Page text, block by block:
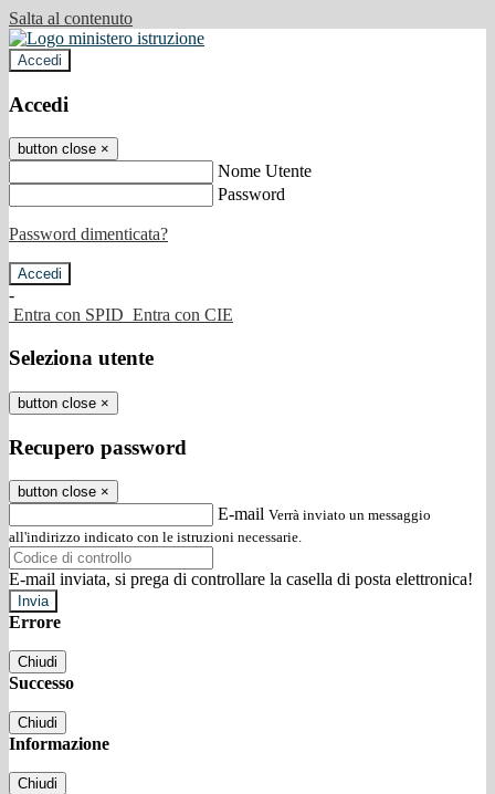
Salta al contenuto
Accedi
Accedi
button close ×
Nome Utente
Password
Password dimenticata?
-
Entra con SPID Entra con CIE
Seleziona utente
button close ×
Recupero password
button close ×
E-mail Verrà inviato un messaggio
all'indirizzo indicato con le istruzioni necessarie.
E-mail inviata, si prega di controllare la casella di posta elettronica!
Errore
Chiudi
Successo
Chiudi
Informazione
Chiudi